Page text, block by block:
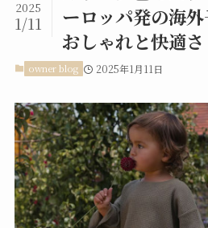
ーロッパ発の海
おしゃれと快適さ
2025
1/11
owner blog 2025年1月11日